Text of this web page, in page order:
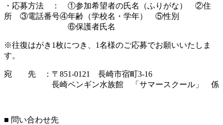
・応募方法 ： ①参加希望者の氏名（ふりがな） ②住
所 ③電話番号④年齢（学校名・学年） ⑤性別
⑥保護者氏名
※往復はがき1枚につき、1名様のご応募でお願いいたしま
す。
宛 先 ：〒851-0121 長崎市宿町3-16
長崎ペンギン水族館 「サマースクール」 係
■ 問い合わせ先